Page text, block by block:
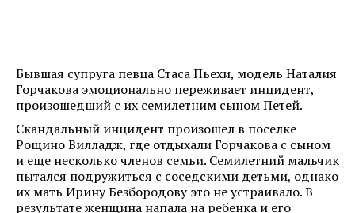
Бывшая супруга певца Стаса Пьехи, модель Наталия
Горчакова эмоционально переживает инцидент,
произошедший с их семилетним сыном Петей.
Скандальный инцидент произошел в поселке
Рощино Вилладж, где отдыхали Горчакова с сыном
и еще несколько членов семьи. Семилетний мальчик
пытался подружиться с соседскими детьми, однако
их мать Ирину Безбородову это не устраивало. В
результате женщина напала на ребенка и его